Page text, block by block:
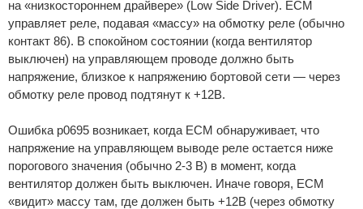
на «низкостороннем драйвере» (Low Side Driver). ECM
управляет реле, подавая «массу» на обмотку реле (обычно
контакт 86). В спокойном состоянии (когда вентилятор
выключен) на управляющем проводе должно быть
напряжение, близкое к напряжению бортовой сети — через
обмотку реле провод подтянут к +12В.
Ошибка p0695 возникает, когда ECM обнаруживает, что
напряжение на управляющем выводе реле остается ниже
порогового значения (обычно 2-3 В) в момент, когда
вентилятор должен быть выключен. Иначе говоря, ECM
«видит» массу там, где должен быть +12В (через обмотку